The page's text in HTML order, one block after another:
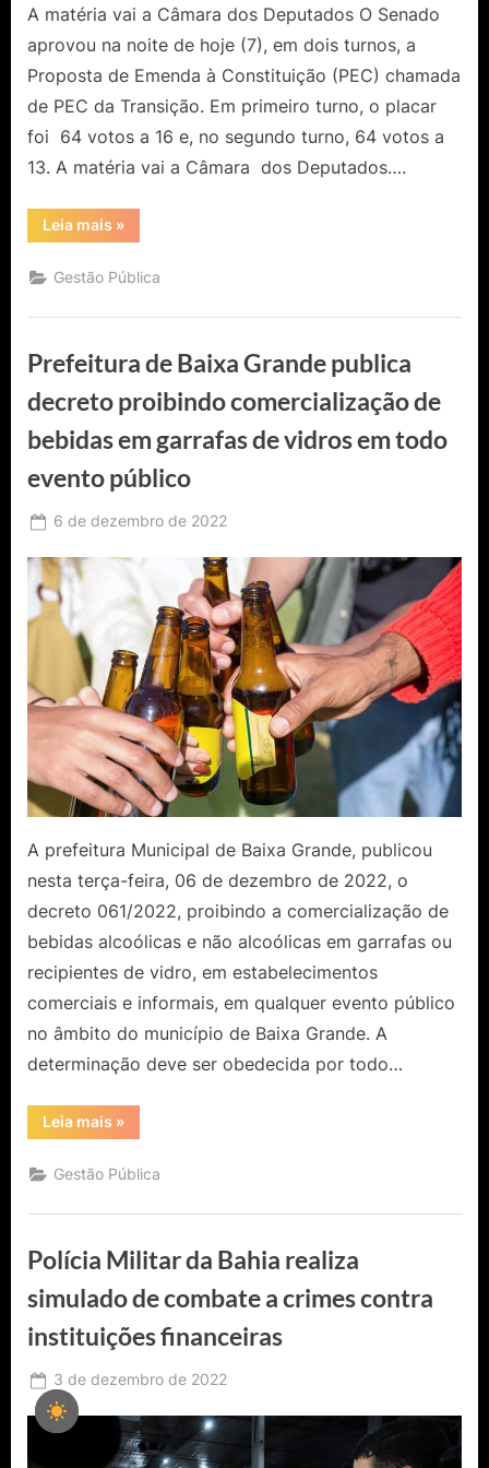
A matéria vai a Câmara dos Deputados O Senado
aprovou na noite de hoje (7), em dois turnos, a
Proposta de Emenda à Constituição (PEC) chamada
de PEC da Transição. Em primeiro turno, o placar
foi 64 votos a 16 e, no segundo turno, 64 votos a
13. A matéria vai a Câmara dos Deputados….
Leia mais “Senado
aprova
da
Transição”
»
Gestão Pública
Prefeitura de Baixa Grande publica
decreto proibindo comercialização de
bebidas em garrafas de vidros em todo
evento público
Posted
6 de dezembro de 2022
Catureba
A prefeitura Municipal de Baixa Grande, publicou
nesta terça-feira, 06 de dezembro de 2022, o
decreto 061/2022, proibindo a comercialização de
bebidas alcoólicas e não alcoólicas em garrafas ou
recipientes de vidro, em estabelecimentos
comerciais e informais, em qualquer evento público
no âmbito do município de Baixa Grande. A
determinação deve ser obedecida por todo…
Leia mais “Prefeitura
de
Grande
publica
proibindo
bebidas
em
garrafas
de
em
todo
público”
»
Gestão Pública
Polícia Militar da Bahia realiza
simulado de combate a crimes contra
instituições financeiras
Posted
on
3 de dezembro de 2022
Catureba